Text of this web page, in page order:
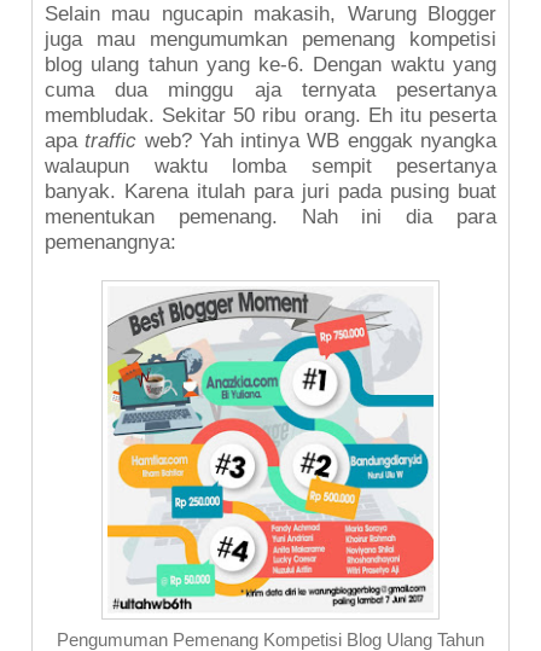
Selain mau ngucapin makasih, Warung Blogger
juga mau mengumumkan pemenang kompetisi
blog ulang tahun yang ke-6. Dengan waktu yang
cuma dua minggu aja ternyata pesertanya
membludak. Sekitar 50 ribu orang. Eh itu peserta
apatraffic web? Yah intinya WB enggak nyangka
walaupun waktu lomba sempit pesertanya
banyak. Karena itulah para juri pada pusing buat
menentukan pemenang. Nah ini dia para
pemenangnya:
Pengumuman Pemenang Kompetisi Blog Ulang Tahun